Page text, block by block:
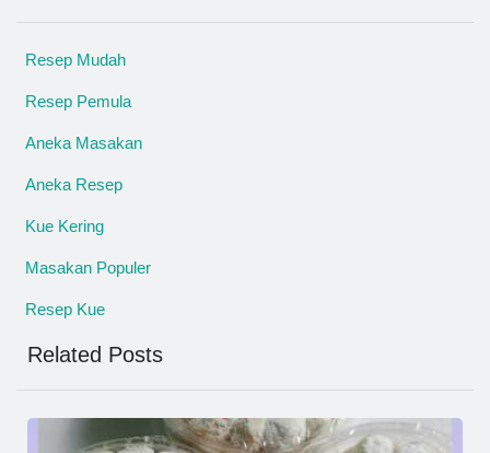
Resep Mudah
Resep Pemula
Aneka Masakan
Aneka Resep
Kue Kering
Masakan Populer
Resep Kue
Related Posts